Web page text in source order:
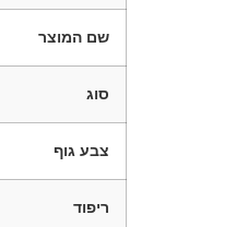
שם המוצר
סוג
צבע גוף
ריפוד